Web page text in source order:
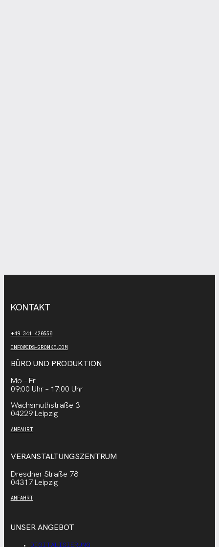
KONTAKT
+49 341 420550
INFO@CDS-GROMKE.COM
BÜRO UND PRODUKTION
Mo – Fr
09:00 Uhr – 17:00 Uhr
Wachsmuthstraße 3
04229 Leipzig
ANFAHRT
VERANSTALTUNGSZENTRUM
Dresdner Straße 78
04317 Leipzig
ANFAHRT
UNSER ANGEBOT
DIGITALISIERUNG